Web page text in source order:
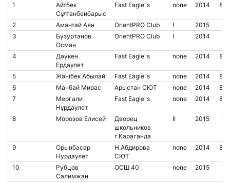
1
Айтбек
Сұлтанбейбарыс
Fast Eagle"s none 2014
2 Амантай Аян OrientPRO Club I
2015
3
Бузуртанов
Осман
OrientPRO Club I 2014
4
Дәукен
Ердаулет
Fast Eagle"s none 2014
5 Жәнібек Абылай Fast Eagle"s none 2014
6
Манбай Мирас Арыстан СЮТ none 2014
7
Мерғали
Нұрдаулет
Fast Eagle"s none 2014
8 Морозов Елисей
Дворец
школьников
г.Караганда
II 2015
9
Орынбасар
Нурдаулет
Н.Абдирова
СЮТ
none 2014
10
Рубцов
Салимжан
ОСШ 40 none 2015